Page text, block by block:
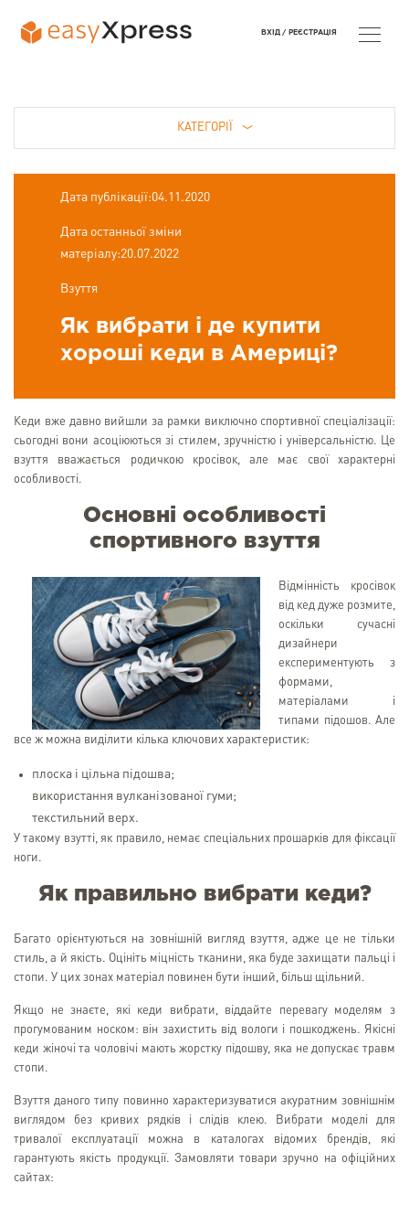
КАТЕГОРІЇ
Дата публікації:04.11.2020
Дата останньої зміни
матеріалу:20.07.2022
Взуття
Як вибрати і де купити
хороші кеди в Америці?
Кеди вже давно вийшли за рамки виключно спортивної спеціалізації:
сьогодні вони асоціюються зі стилем, зручністю і універсальністю. Це
взуття вважається родичкою кросівок, але має свої характерні
особливості.
Основні особливості
спортивного взуття
Відмінність кросівок
від кед дуже розмите,
оскільки сучасні
дизайнери
експериментують з
формами,
матеріалами і
типами підошов. Але
все ж можна виділити кілька ключових характеристик:
плоска і цільна підошва;
використання вулканізованої гуми;
текстильний верх.
У такому взутті, як правило, немає спеціальних прошарків для фіксації
ноги.
Як правильно вибрати кеди?
Багато орієнтуються на зовнішній вигляд взуття, адже це не тільки
стиль, а й якість. Оцініть міцність тканини, яка буде захищати пальці і
стопи. У цих зонах матеріал повинен бути інший, більш щільний.
Якщо не знаєте, які кеди вибрати, віддайте перевагу моделям з
прогумованим носком: він захистить від вологи і пошкоджень. Якісні
кеди жіночі та чоловічі мають жорстку підошву, яка не допускає травм
стопи.
Взуття даного типу повинно характеризуватися акуратним зовнішнім
виглядом без кривих рядків і слідів клею. Вибрати моделі для
тривалої експлуатації можна в каталогах відомих брендів, які
гарантують якість продукції. Замовляти товари зручно на офіційних
сайтах:
ВХІД / РЕЄСТРАЦІЯ